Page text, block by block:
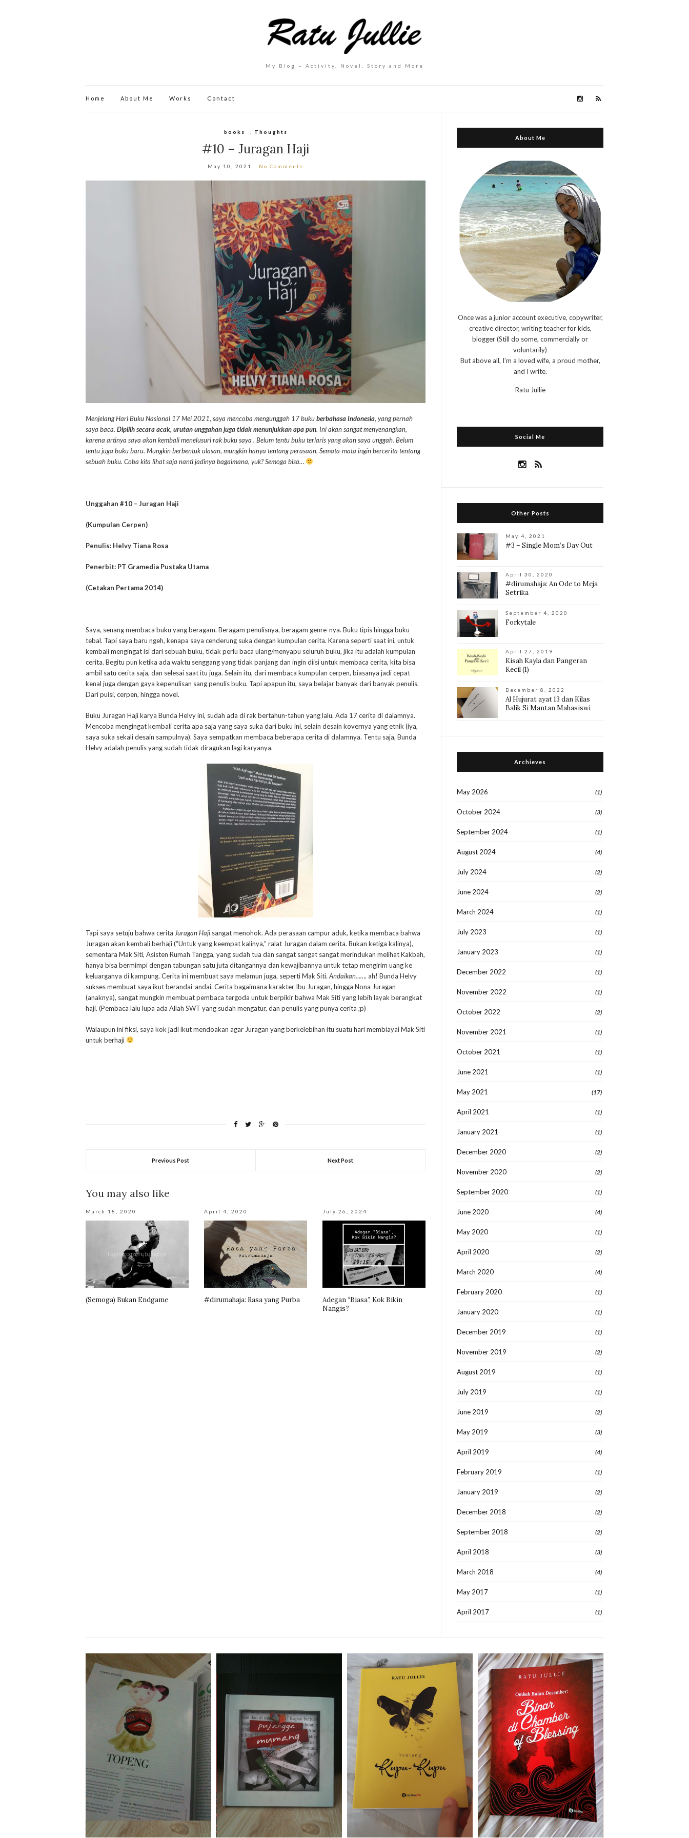
My Blog – Activity, Novel, Story and More
Home About Me Works Contact
books Thoughts
#10 – Juragan Haji
May 10, 2021 No Comments
Menjelang Hari Buku Nasional 17 Mei 2021, saya mencoba mengunggah 17 bukuberbahasa Indonesia, yang pernah
saya baca. Dipilih secara acak, urutan unggahan juga tidak menunjukkan apa pun. Ini akan sangat menyenangkan,
karena artinya saya akan kembali menelusuri rak buku saya . Belum tentu buku terlaris yang akan saya unggah. Belum
tentu juga buku baru. Mungkin berbentuk ulasan, mungkin hanya tentang perasaan. Semata-mata ingin bercerita tentang
sebuah buku. Coba kita lihat saja nanti jadinya bagaimana, yuk? Semoga bisa…
Unggahan #10 – Juragan Haji
(Kumpulan Cerpen)
Penulis: Helvy Tiana Rosa
Penerbit: PT Gramedia Pustaka Utama
(Cetakan Pertama 2014)
Saya, senang membaca buku yang beragam. Beragam penulisnya, beragam genre-nya. Buku tipis hingga buku
tebal. Tapi saya baru ngeh, kenapa saya cenderung suka dengan kumpulan cerita. Karena seperti saat ini, untuk
kembali mengingat isi dari sebuah buku, tidak perlu baca ulang/menyapu seluruh buku, jika itu adalah kumpulan
cerita. Begitu pun ketika ada waktu senggang yang tidak panjang dan ingin diisi untuk membaca cerita, kita bisa
ambil satu cerita saja, dan selesai saat itu juga. Selain itu, dari membaca kumpulan cerpen, biasanya jadi cepat
kenal juga dengan gaya kepenulisan sang penulis buku. Tapi apapun itu, saya belajar banyak dari banyak penulis.
Dari puisi, cerpen, hingga novel.
Buku Juragan Haji karya Bunda Helvy ini, sudah ada di rak bertahun-tahun yang lalu. Ada 17 cerita di dalamnya.
Mencoba mengingat kembali cerita apa saja yang saya suka dari buku ini, selain desain kovernya yang etnik (iya,
saya suka sekali desain sampulnya). Saya sempatkan membaca beberapa cerita di dalamnya. Tentu saja, Bunda
Helvy adalah penulis yang sudah tidak diragukan lagi karyanya.
Tapi saya setuju bahwa cerita Juragan Haji sangat menohok. Ada perasaan campur aduk, ketika membaca bahwa
Juragan akan kembali berhaji (“Untuk yang keempat kalinya,” ralat Juragan dalam cerita. Bukan ketiga kalinya),
sementara Mak Siti, Asisten Rumah Tangga, yang sudah tua dan sangat sangat sangat merindukan melihat Kakbah,
hanya bisa bermimpi dengan tabungan satu juta ditangannya dan kewajibannya untuk tetap mengirim uang ke
keluarganya di kampung. Cerita ini membuat saya melamun juga, seperti Mak Siti. Andaikan……. ah! Bunda Helvy
sukses membuat saya ikut berandai-andai. Cerita bagaimana karakter Ibu Juragan, hingga Nona Juragan
(anaknya), sangat mungkin membuat pembaca tergoda untuk berpikir bahwa Mak Siti yang lebih layak berangkat
haji. (Pembaca lalu lupa ada Allah SWT yang sudah mengatur, dan penulis yang punya cerita ;p)
Walaupun ini fiksi, saya kok jadi ikut mendoakan agar Juragan yang berkelebihan itu suatu hari membiayai Mak Siti
untuk berhaji
Previous Post Next Post
You may also like
March 18, 2020
(Semoga) Bukan Endgame
April 4, 2020
#dirumahaja: Rasa yang Purba
July 26, 2024
Adegan “Biasa”, Kok Bikin
Nangis?
About Me
Once was a junior account executive, copywriter,
creative director, writing teacher for kids,
blogger (Still do some, commercially or
voluntarily)
But above all, I’m a loved wife, a proud mother,
and I write.
Ratu Jullie
Social Me
Other Posts
May 4, 2021
#3 – Single Mom’s Day Out
April 30, 2020
#dirumahaja: An Ode to Meja
Setrika
September 4, 2020
Forkytale
April 27, 2019
Kisah Kayla dan Pangeran
Kecil (1)
December 8, 2022
Al Hujurat ayat 13 dan Kilas
Balik Si Mantan Mahasiswi
Archieves
May 2026 (1)
October 2024 (3)
September 2024 (1)
August 2024 (4)
July 2024 (2)
June 2024 (2)
March 2024 (1)
July 2023 (1)
January 2023 (1)
December 2022 (1)
November 2022 (1)
October 2022 (2)
November 2021 (1)
October 2021 (1)
June 2021 (1)
May 2021 (17)
April 2021 (1)
January 2021 (1)
December 2020 (2)
November 2020 (2)
September 2020 (1)
June 2020 (4)
May 2020 (1)
April 2020 (2)
March 2020 (4)
February 2020 (1)
January 2020 (1)
December 2019 (1)
November 2019 (2)
August 2019 (1)
July 2019 (1)
June 2019 (2)
May 2019 (3)
April 2019 (4)
February 2019 (1)
January 2019 (2)
December 2018 (2)
September 2018 (2)
April 2018 (3)
March 2018 (4)
May 2017 (1)
April 2017 (1)